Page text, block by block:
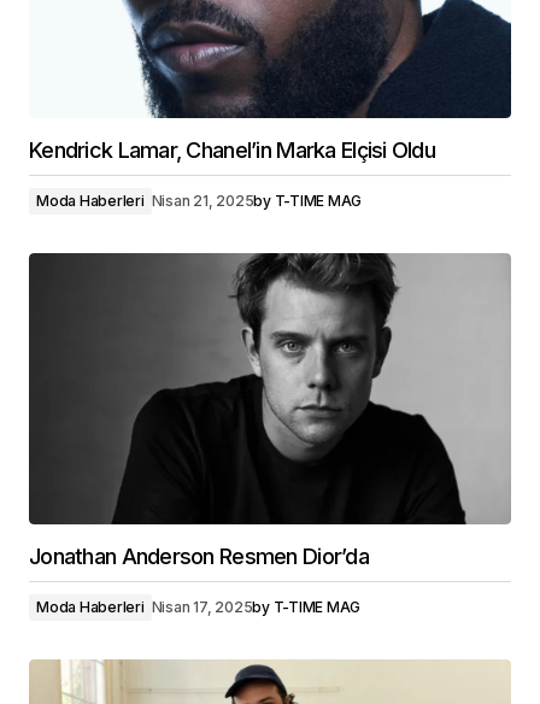
Kendrick Lamar, Chanel’in Marka Elçisi Oldu
Moda Haberleri Nisan 21, 2025by T-TIME MAG
Jonathan Anderson Resmen Dior’da
Moda Haberleri Nisan 17, 2025by T-TIME MAG